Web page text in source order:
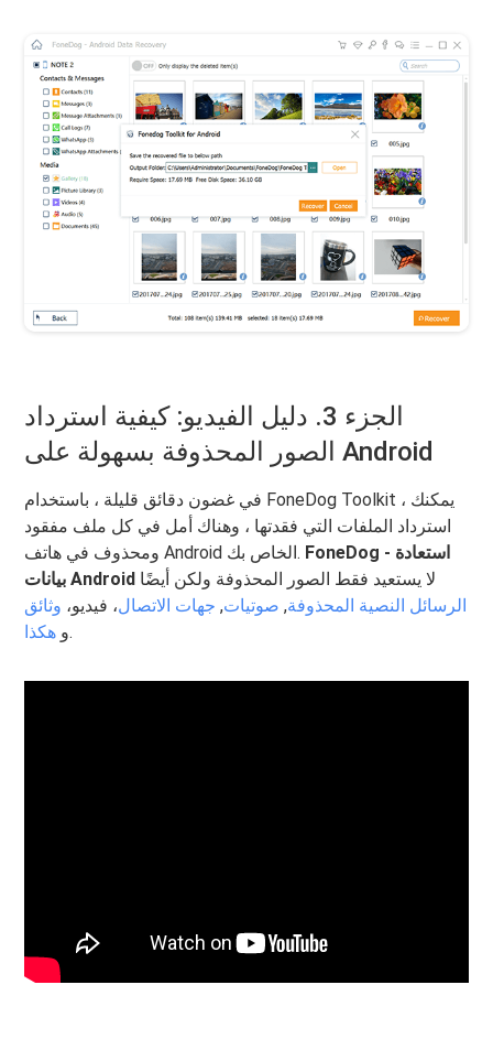
الجزء 3. دليل الفيديو: كيفية استرداد
الصور المحذوفة بسهولة على Android
في غضون دقائق قليلة ، باستخدام FoneDog Toolkit ، يمكنك
استرداد الملفات التي فقدتها ، وهناك أمل في كل ملف مفقود
ومحذوف في هاتف Android الخاص بك. FoneDog - استعادة
بيانات Android لا يستعيد فقط الصور المحذوفة ولكن أيضًا
الرسائل النصية المحذوفة, صوتيات, جهات الاتصال، فيديو، وثائق
و هكذا .